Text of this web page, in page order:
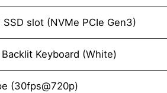
SSD slot (NVMe PCIe Gen3)
Keyboard (White)
(30fps@720p)